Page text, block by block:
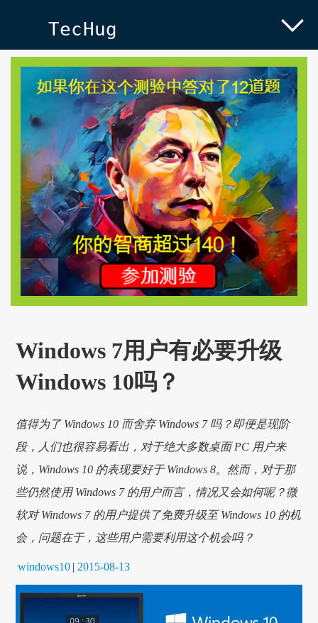
TecHug
Windows 7用户有必要升级
Windows 10吗？
值得为了 Windows 10 而舍弃 Windows 7 吗？即便是现阶
段，人们也很容易看出，对于绝大多数桌面 PC 用户来
说，Windows 10 的表现要好于 Windows 8。然而，对于那
些仍然使用 Windows 7 的用户而言，情况又会如何呢？微
软对 Windows 7 的用户提供了免费升级至 Windows 10 的机
会，问题在于，这些用户需要利用这个机会吗？
windows10 | 2015-08-13